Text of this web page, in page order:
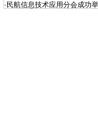
· 民航信息技术应用分会成功